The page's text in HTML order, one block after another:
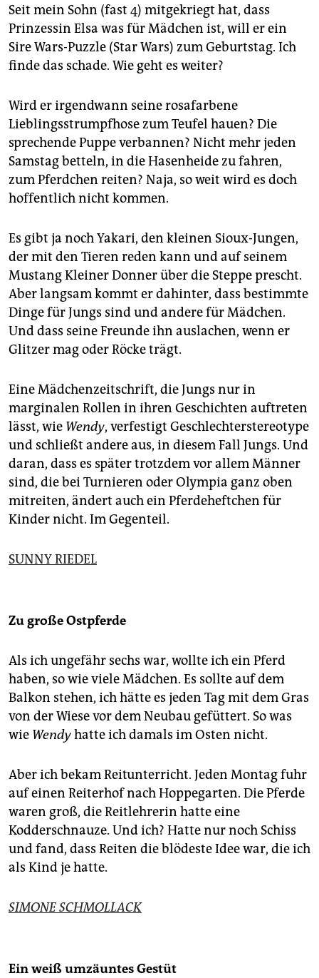
Seit mein Sohn (fast 4) mitgekriegt hat, dass
Prinzessin Elsa was für Mädchen ist, will er ein
Sire Wars-Puzzle (Star Wars) zum Geburtstag. Ich
finde das schade. Wie geht es weiter?
Wird er irgendwann seine rosafarbene
Lieblingsstrumpfhose zum Teufel hauen? Die
sprechende Puppe verbannen? Nicht mehr jeden
Samstag betteln, in die Hasenheide zu fahren,
zum Pferdchen reiten? Naja, so weit wird es doch
hoffentlich nicht kommen.
Es gibt ja noch Yakari, den kleinen Sioux-Jungen,
der mit den Tieren reden kann und auf seinem
Mustang Kleiner Donner über die Steppe prescht.
Aber langsam kommt er dahinter, dass bestimmte
Dinge für Jungs sind und andere für Mädchen.
Und dass seine Freunde ihn auslachen, wenn er
Glitzer mag oder Röcke trägt.
Eine Mädchenzeitschrift, die Jungs nur in
marginalen Rollen in ihren Geschichten auftreten
lässt, wie Wendy, verfestigt Geschlechterstereotype
und schließt andere aus, in diesem Fall Jungs. Und
daran, dass es später trotzdem vor allem Männer
sind, die bei Turnieren oder Olympia ganz oben
mitreiten, ändert auch ein Pferdeheftchen für
Kinder nicht. Im Gegenteil.
SUNNY RIEDEL
Zu große Ostpferde
Als ich ungefähr sechs war, wollte ich ein Pferd
haben, so wie viele Mädchen. Es sollte auf dem
Balkon stehen, ich hätte es jeden Tag mit dem Gras
von der Wiese vor dem Neubau gefüttert. So was
wie Wendyhatte ich damals im Osten nicht.
Aber ich bekam Reitunterricht. Jeden Montag fuhr
auf einen Reiterhof nach Hoppegarten. Die Pferde
waren groß, die Reitlehrerin hatte eine
Kodderschnauze. Und ich? Hatte nur noch Schiss
und fand, dass Reiten die blödeste Idee war, die ich
als Kind je hatte.
SIMONE SCHMOLLACK
Ein weiß umzäuntes Gestüt